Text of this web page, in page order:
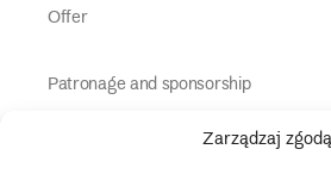
Zarządzaj zgodą
Offer
Patronage and sponsorship